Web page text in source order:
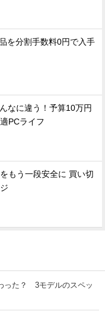
を分割手数料0円で入手
なに違う！予算10万円
PCライフ
もう一段安全に 買い切
った？ 3モデルのスペッ